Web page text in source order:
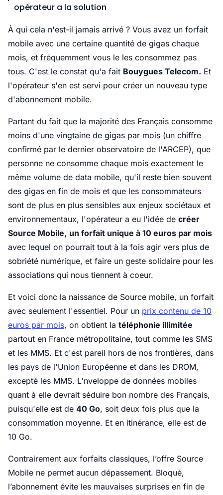
opérateur a la solution
À qui cela n'est-il jamais arrivé ? Vous avez un forfait
mobile avec une certaine quantité de gigas chaque
mois, et fréquemment vous le les consommez pas
tous. C'est le constat qu'a fait Bouygues Telecom. Et
l'opérateur s'en est servi pour créer un nouveau type
d'abonnement mobile.
Partant du fait que la majorité des Français consomme
moins d'une vingtaine de gigas par mois (un chiffre
confirmé par le dernier observatoire de l'ARCEP), que
personne ne consomme chaque mois exactement le
même volume de data mobile, qu'il reste bien souvent
des gigas en fin de mois et que les consommateurs
sont de plus en plus sensibles aux enjeux sociétaux et
environnementaux, l'opérateur a eu l'idée de créer
Source Mobile, un forfait unique à 10 euros par mois
avec lequel on pourrait tout à la fois agir vers plus de
sobriété numérique, et faire un geste solidaire pour les
associations qui nous tiennent à coeur.
Et voici donc la naissance de Source mobile, un forfait
avec seulement l'essentiel. Pour un prix contenu de 10
euros par mois, on obtient la téléphonie illimitée
partout en France métropolitaine, tout comme les SMS
et les MMS. Et c'est pareil hors de nos frontières, dans
les pays de l'Union Européenne et dans les DROM,
excepté les MMS. L'nveloppe de données mobiles
quant à elle devrait séduire bon nombre des Français,
puisqu'elle est de 40 Go, soit deux fois plus que la
consommation moyenne. Et en itinérance, elle est de
10 Go.
Contrairement aux forfaits classiques, l’offre Source
Mobile ne permet aucun dépassement. Bloqué,
l’abonnement évite les mauvaises surprises en fin de